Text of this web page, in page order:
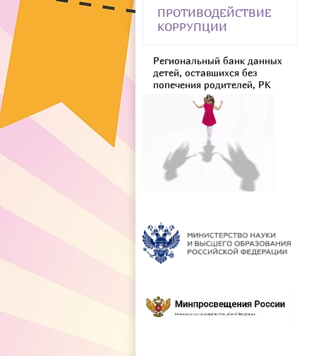
ПРОТИВОДЕЙСТВИЕ
КОРРУПЦИИ
Региональный банк данных
детей, оставшихся без
попечения родителей, РК